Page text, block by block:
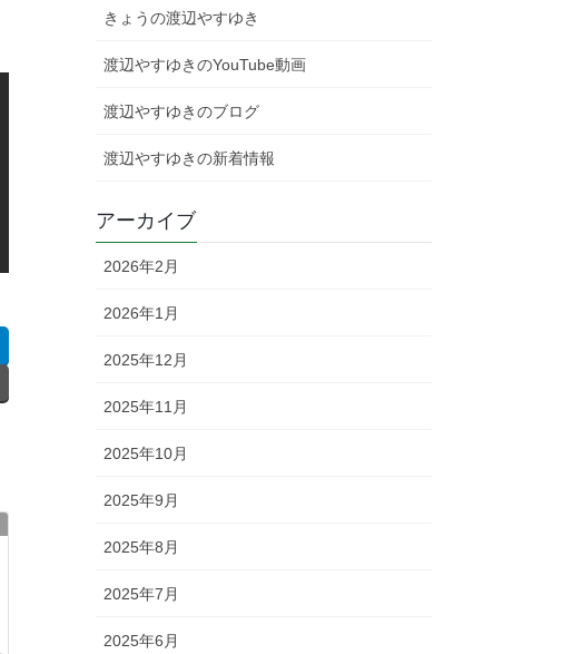
きょうの渡辺やすゆき
渡辺やすゆきのYouTube動画
渡辺やすゆきのブログ
渡辺やすゆきの新着情報
アーカイブ
2026年2月
2026年1月
2025年12月
2025年11月
2025年10月
2025年9月
2025年8月
2025年7月
2025年6月